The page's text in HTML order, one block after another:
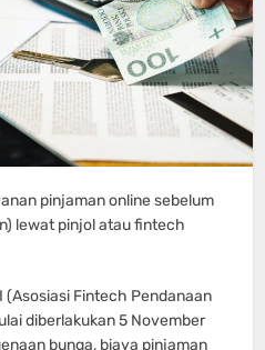
pinjaman online sebelum
lewat pinjol atau fintech
(Asosiasi Fintech Pendanaan
diberlakukan 5 November
bunga, biaya pinjaman